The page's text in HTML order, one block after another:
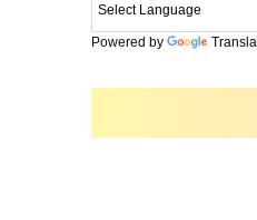
Powered by